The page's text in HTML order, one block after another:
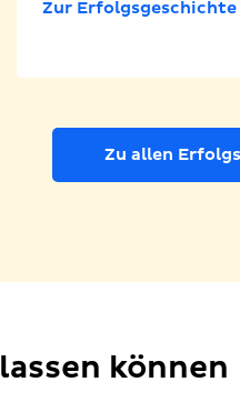
Zur Erfolgsgeschichte
Zu allen
können